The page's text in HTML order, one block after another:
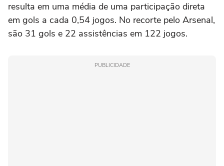
resulta em uma média de uma participação direta
em gols a cada 0,54 jogos. No recorte pelo Arsenal,
são 31 gols e 22 assistências em 122 jogos.
PUBLICIDADE